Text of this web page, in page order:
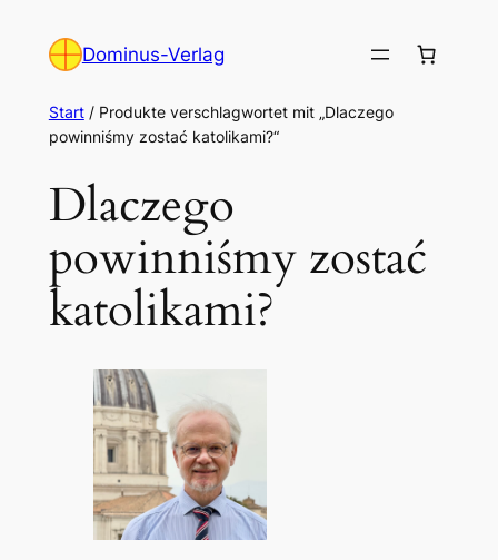
Inhalt
Dominus-Verlag
Start/ Produkte verschlagwortet mit „Dlaczego
powinniśmy zostać katolikami?“
Dlaczego
powinniśmy zostać
katolikami?